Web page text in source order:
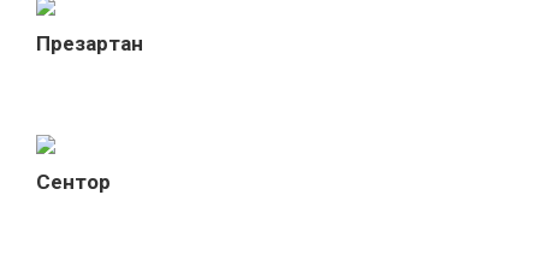
Презартан
Сентор